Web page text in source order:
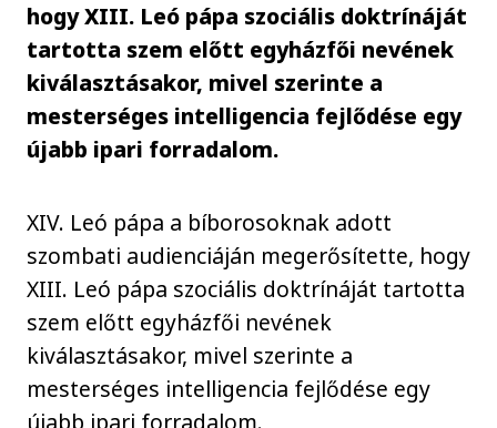
hogy XIII. Leó pápa szociális doktrínáját
tartotta szem előtt egyházfői nevének
kiválasztásakor, mivel szerinte a
mesterséges intelligencia fejlődése egy
újabb ipari forradalom.
XIV. Leó pápa a bíborosoknak adott
szombati audienciáján megerősítette, hogy
XIII. Leó pápa szociális doktrínáját tartotta
szem előtt egyházfői nevének
kiválasztásakor, mivel szerinte a
mesterséges intelligencia fejlődése egy